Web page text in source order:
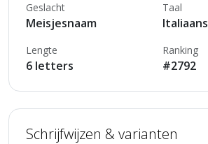
Geslacht
Meisjesnaam
Taal
Italiaans
Lengte
6 letters
Ranking
#2792
Schrijfwijzen & varianten